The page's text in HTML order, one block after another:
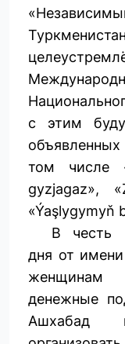
с этим
том числе
gyzjagaz»,
«Ýaşlygymyň
В честь
дня от
женщинам
денежные
Ашхабад